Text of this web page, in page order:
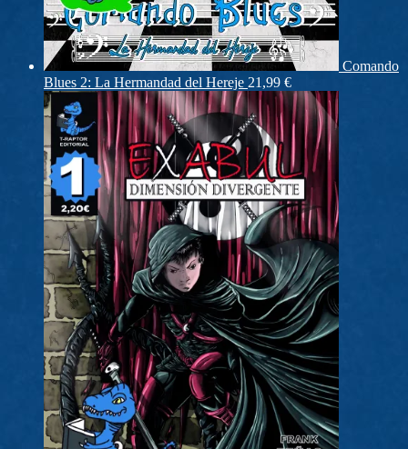
Comando
Blues 2: La Hermandad del Hereje 21,99 €